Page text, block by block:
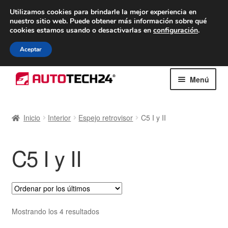
ENTREGA desde 7 EUR
De lunes a viernes de 9 a. m. a 4 p. m.
navegación
al
Menú
Carro
Contacto
Envío al mundo entero
Inicio Interior Espejo retrovisor C5 I y II
C5 I y II
Mostrando los 4 resultadosOrdenado
Utilizamos cookies para brindarle la mejor experiencia en
nuestro sitio web. Puede obtener más información sobre qué
cookies estamos usando o desactivarlas en configuración.
Aceptar